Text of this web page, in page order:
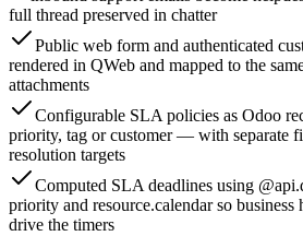
full thread preserved in chatter
Public web form and authenticated
rendered in QWeb and mapped to the
attachments
Configurable SLA policies as Odoo
priority, tag or customer — with separate
resolution targets
Computed SLA deadlines using
priority and resource.calendar so
drive the timers